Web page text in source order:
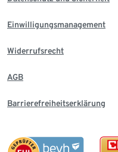
Einwilligungsmanagement
Widerrufsrecht
AGB
Barrierefreiheitserklärung